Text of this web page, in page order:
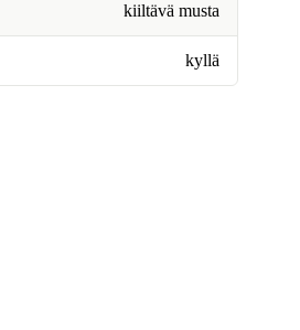
kiiltävä musta
kyllä